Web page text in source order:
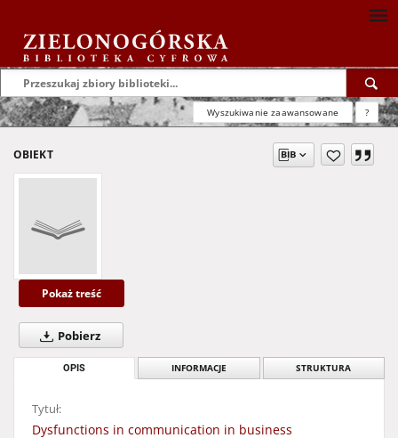
Wyszukiwanie zaawansowane ?
OBIEKT
Pokaż treść
Pobierz
OPIS INFORMACJE STRUKTURA
Tytuł:
Dysfunctions in communication in business